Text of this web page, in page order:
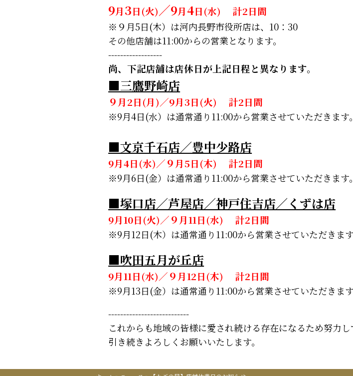
9月3日(火)／9月4日(水)
計2日間
※９月5日(木）は河内長野市役所店は、10：30
その他店舗は11:00からの営業となります。
------------------
尚、下記店舗は店休日が上記日程と異なります。
■三鷹野崎店
９月2日(月)／9月3日(火) 計2日間
※9月4日(水）は通常通り11:00から営業させていただきます。
■文京千石店／豊中少路店
9月4日(水)／９月5日(木) 計2日間
※9月6日(金）は通常通り11:00から営業させていただきます。
■塚口店／芦屋店／神戸住吉店／くずは店
9月10日(火)／９月11日(水) 計2日間
※9月12日(木）は通常通り11:00から営業させていただきます
■吹田五月が丘店
9月11日(水)／９月12日(木) 計2日間
※9月13日(金）は通常通り11:00から営業させていただきます
---------------------------
これからも地域の皆様に愛され続ける存在になるため努力し
引き続きよろしくお願いいたします。